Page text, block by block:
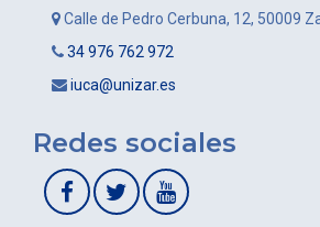
Calle de Pedro Cerbuna, 12, 50009
34 976 762 972
iuca@unizar.es
Redes sociales